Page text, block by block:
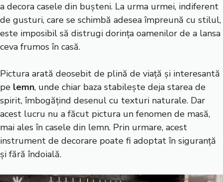
a decora casele din bușteni. La urma urmei, indiferent
de gusturi, care se schimbă adesea împreună cu stilul,
este imposibil să distrugi dorința oamenilor de a lansa
ceva frumos în casă.
Pictura arată deosebit de plină de viață și interesantă
pe lemn, unde chiar baza stabilește deja starea de
spirit, îmbogățind desenul cu texturi naturale. Dar
acest lucru nu a făcut pictura un fenomen de masă,
mai ales în casele din lemn. Prin urmare, acest
instrument de decorare poate fi adoptat în siguranță
și fără îndoială.